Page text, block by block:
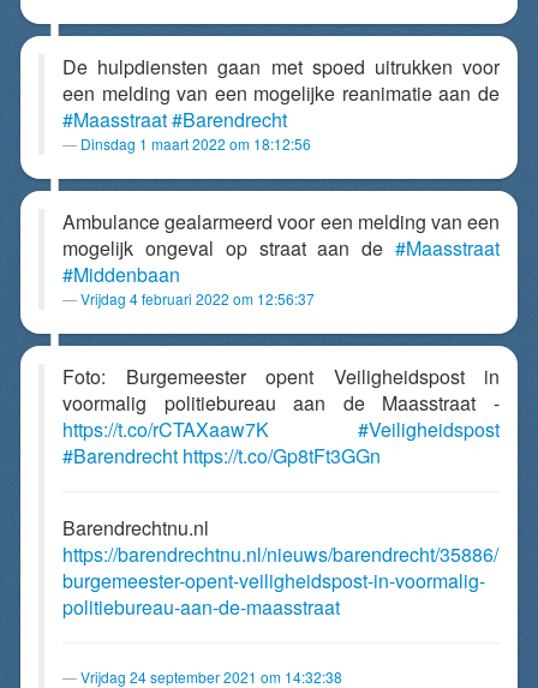
De hulpdiensten gaan met spoed uitrukken voor
een melding van een mogelijke reanimatie aan de
#Maasstraat#Barendrecht
Dinsdag 1 maart 2022 om 18:12:56
Ambulance gealarmeerd voor een melding van een
mogelijk ongeval op straat aan de #Maasstraat
#Middenbaan
Vrijdag 4 februari 2022 om 12:56:37
Foto: Burgemeester opent Veiligheidspost in
voormalig politiebureau aan de Maasstraat -
https://t.co/rCTAXaaw7K
#Veiligheidspost
#Barendrecht https://t.co/Gp8tFt3GGn
Barendrechtnu.nl
https://barendrechtnu.nl/nieuws/barendrecht/35886/
burgemeester-opent-veiligheidspost-in-voormalig-
politiebureau-aan-de-maasstraat
Vrijdag 24 september 2021 om 14:32:38